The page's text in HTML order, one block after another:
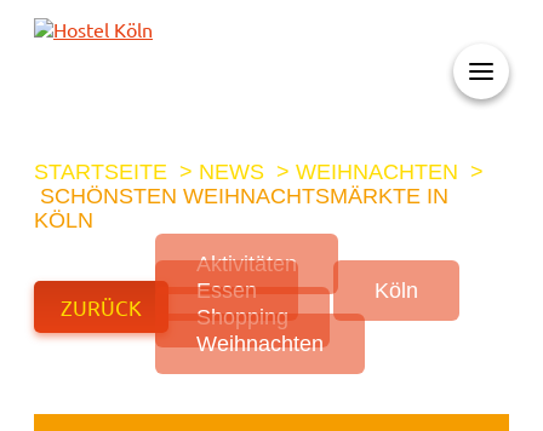
STARTSEITE > NEWS > WEIHNACHTEN >
SCHÖNSTEN WEIHNACHTSMÄRKTE IN
KÖLN
ZURÜCK
Aktivitäten
Essen
Köln
Shopping
Weihnachten